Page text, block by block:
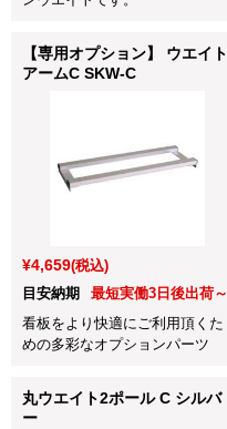
【専用オプション】 ウエイト
アームC SKW-C
¥4,659(税込)
目安納期
最短実働3日後出荷～
看板をより快適にご利用頂くた
めの多彩なオプションパーツ
丸ウエイト2ポール C シルバ
ー